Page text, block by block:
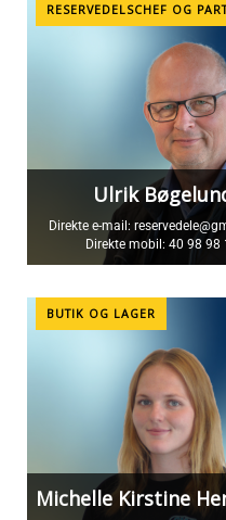
RESERVEDELSCHEF OG
Direkte e-mail:
Direkte mobil: 40 98 98
Ulrik
BUTIK OG LAGER
Michelle Kirstine